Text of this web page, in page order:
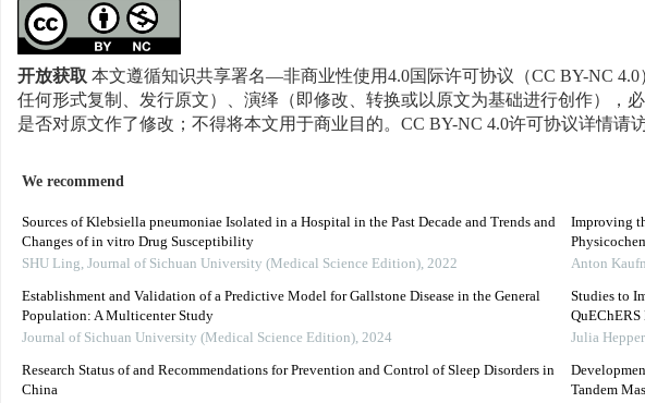
开放获取本文遵循知识共享署名—非商业性使用4.0国际许可协议（CC BY-NC
任何形式复制、发行原文）、演绎（即修改、转换或以原文为基础进行创作），
是否对原文作了修改；不得将本文用于商业目的。CC BY-NC 4.0许可协议详情请
We recommend
Sources of Klebsiella pneumoniae Isolated in a Hospital in the Past Decade and Trends and
Changes of in vitro Drug Susceptibility
SHU Ling, Journal of Sichuan University (Medical Science Edition), 2022
Establishment and Validation of a Predictive Model for Gallstone Disease in the General
Population: A Multicenter Study
Journal of Sichuan University (Medical Science Edition), 2024
Research Status of and Recommendations for Prevention and Control of Sleep Disorders in
China
Improving
Anton
Studies to
Julia
Tandem